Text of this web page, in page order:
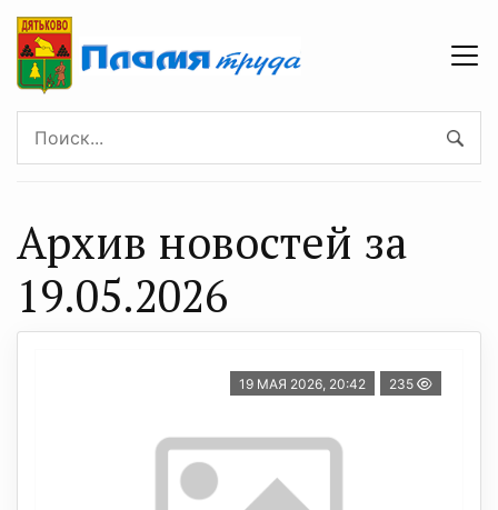
Архив новостей за
19.05.2026
19 МАЯ 2026, 20:42 235